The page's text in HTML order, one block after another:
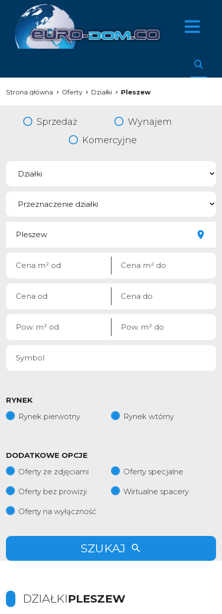
Strona główna Oferty Działki Pleszew
Sprzedaż
Wynajem
Komercyjne
RYNEK
Rynek pierwotny
Rynek wtórny
DODATKOWE OPCJE
Oferty ze zdjęciami
Oferty specjalne
Oferty bez prowizji Wirtualne spacery
Oferty na wyłączność
SZUKAJ
DZIAŁKIPLESZEW